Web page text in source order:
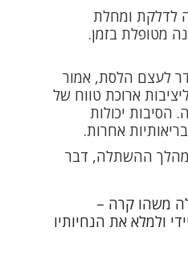
לדלקת ומחלת
מטופלת בזמן.
לעצם הלסת, אמור
ארוכת טווח של
יכולות
אחרות.
ההשתלה, דבר
משהו קרה –
ולמלא את הנחיותיו